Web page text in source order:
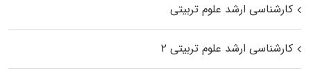
کارشناسی ارشد علوم تربیتی
کارشناسی ارشد علوم تربیتی ۲